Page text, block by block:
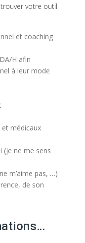
votre outil
et coaching
H afin
à leur mode
médicaux
(je ne me sens
m’aime pas, …)
de son